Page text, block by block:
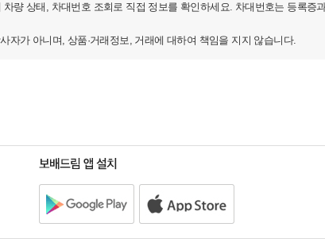
량 상태, 차대번호 조회로 직접 정보를 확인하세요. 차대번호는 등록증
자가 아니며, 상품·거래정보, 거래에 대하여 책임을 지지 않습니다.